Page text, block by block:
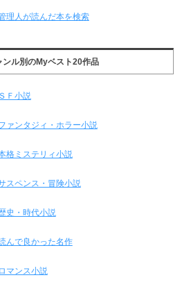
理人が読んだ本を検索
ンル別のMyベスト20作品
Ｆ小説
ァンタジィ・ホラー小説
格ミステリィ小説
スペンス・冒険小説
史・時代小説
んで良かった名作
マンス小説